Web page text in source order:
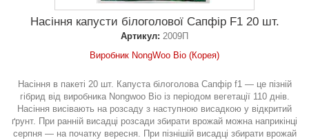
Насіння капусти білоголової Сапфір F1 20 шт.
Артикул: 2009П
Виробник NongWoo Bio (Корея)
Насіння в пакеті 20 шт. Капуста білоголова Сапфір f1 — це пізній
гібрид від виробника Nongwoo Bio із періодом вегетації 110 днів.
Насіння висівають на розсаду з наступною висадкою у відкритий
ґрунт. При ранній висадці розсади збирати врожай можна наприкінці
серпня — на початку вересня. При пізнішій висадці збирати врожай